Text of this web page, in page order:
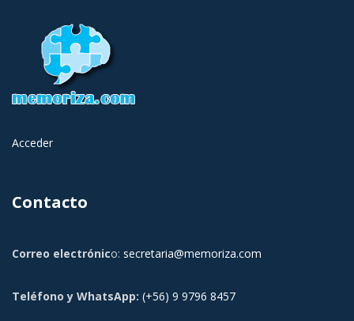
Acceder
Contacto
Correo electrónico: secretaria@memoriza.com
Teléfono y WhatsApp: (+56) 9 9796 8457